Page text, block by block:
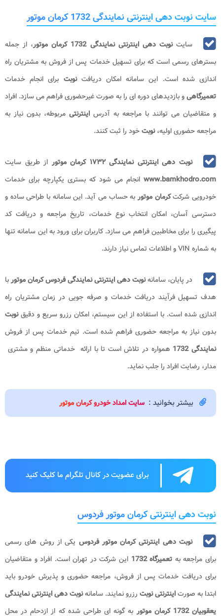
سایت نوبت دهی اینترنتی نمایندگی 1732 کرمان موتور
سایتنوبت دهی اینترنتی نمایندگی 1732 کرمان موتور
، از جمله
بسترهای رسمی است که برای تسهیل خدمات پس از فروش به مشتریان راه
اندازی شده است. این سامانه امکان دریافتنوبت برای انجام خدمات
تعمیرگاهیو بازدیدهای دوره ای را به صورت غیرحضوری فراهم می سازد. افراد
و متقاضیان می توانند با مراجعه به آدرس اینترنتی مربوطه، بدون نیاز به
مراجعه حضوری اولیه،نوبتخود را ثبت کنند.
نوبت دهی اینترنتی نمایندگی ۱۷۳۲ کرمان موتور
از طریق سایت
www.bamkhodro.com انجام می شود که بستری یکپارچه برای خدمات
خودرویی شرکتکرمان موتوربه حساب می آید. این سامانه با طراحی ساده و
دسترسی آسان، امکان انتخاب نوع خدمات، تاریخ مراجعه و دریافت کد
پیگیری را برای مخاطبین فراهم می سازد. کاربران برای ورود به این سامانه تنها
به شماره VIN و اطلاعات تماس نیاز دارند.
در پایان، سامانهنوبت دهی اینترنتی نمایندگی فردوس کرمان موتوربا
هدف تسهیل فرآیند دریافت خدمات و صرفه جویی در زمان مشتریان راه
اندازی شده است. با استفاده از این سیستم، امکان رزرو سریع و دقیقنوبت
بدون نیاز به مراجعه حضوری فراهم شده است. تیم خدمات پس از فروش
نمایندگی 1732
همواره در تلاش است تا با ارائه خدماتی منظم و مشتری
مدار، رضایت افراد را جلب نماید.
بیشتر بخوانید : سایت امداد خودرو کرمان موتور
برای عضویت در کانال تلگرام ما کلیک کنید
نوبت دهی اینترنتی کرمان موتور فردوس
نوبت دهی اینترنتی کرمان موتور فردوس یکی از روش های رسمی
برای مراجعه به تعمیرگاه 1732
این شرکت در تهران است. افراد و متقاضیان
برای دریافت خدمات پس از فروش، مراجعه حضوری و پذیرش خودرو باید
ابتدا به صورتاینترنتی نوبت رزرو نمایند. سامانهنوبت دهی اینترنتی نمایندگی
یعقوبیان 1732 کرمان موتور
به گونه ای طراحی شده که از ازدحام در محل